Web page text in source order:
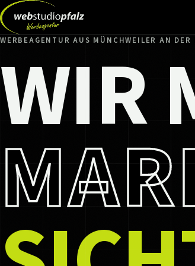
WERBEAGENTUR AUS MÜNCHWEILER AN
WIR